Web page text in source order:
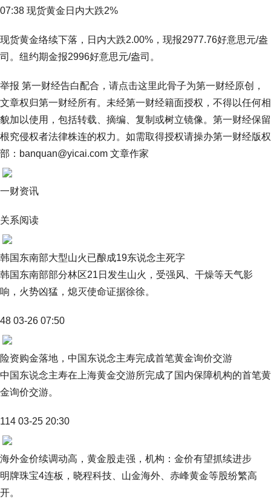
07:38 现货黄金日内大跌2%
现货黄金络续下落，日内大跌2.00%，现报2977.76好意思元/盎
司。纽约期金报2996好意思元/盎司。
举报 第一财经告白配合，请点击这里此骨子为第一财经原创，
文章权归第一财经所有。未经第一财经籍面授权，不得以任何相
貌加以使用，包括转载、摘编、复制或树立镜像。第一财经保留
根究侵权者法律株连的权力。如需取得授权请操办第一财经版权
部：banquan@yicai.com 文章作家
一财资讯
关系阅读
韩国东南部大型山火已酿成19东说念主死字
韩国东南部部分林区21日发生山火，受强风、干燥等天气影
响，火势凶猛，熄灭使命证据徐徐。
48 03-26 07:50
险资购金落地，中国东说念主寿完成首笔黄金询价交游
中国东说念主寿在上海黄金交游所完成了国内保障机构的首笔黄
金询价交游。
114 03-25 20:30
海外金价续调动高，黄金股走强，机构：金价有望抓续进步
明牌珠宝4连板，晓程科技、山金海外、赤峰黄金等股纷繁高
开。